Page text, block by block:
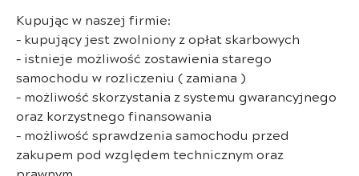
Kupując w naszej firmie:
– kupujący jest zwolniony z opłat skarbowych
– istnieje możliwość zostawienia starego
samochodu w rozliczeniu ( zamiana )
– możliwość skorzystania z systemu gwarancyjnego
oraz korzystnego finansowania
– możliwość sprawdzenia samochodu przed
zakupem pod względem technicznym oraz